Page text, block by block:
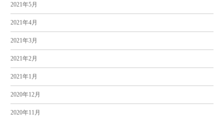
2021年5月
2021年4月
2021年3月
2021年2月
2021年1月
2020年12月
2020年11月